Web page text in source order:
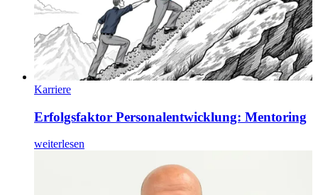
Karriere
Erfolgsfaktor Personalentwicklung: Mentoring
weiterlesen